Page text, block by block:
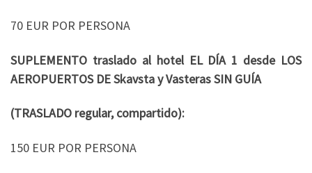
70 EUR POR PERSONA
SUPLEMENTO traslado al hotel EL DÍA 1 desde LOS
AEROPUERTOS DE Skavsta y Vasteras SIN GUÍA
(TRASLADO regular, compartido):
150 EUR POR PERSONA